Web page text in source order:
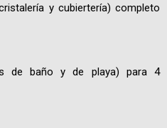
y cubiertería) completo
de baño y de playa) para 4